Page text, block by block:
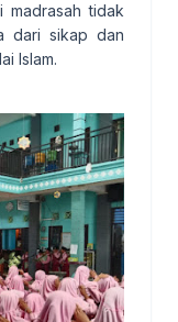
madrasah tidak
dari sikap dan
Islam.